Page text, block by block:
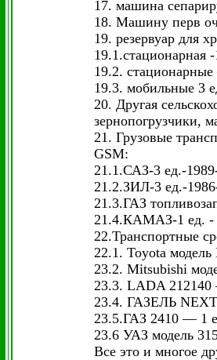
17. машина
18. Машину перв
19. резервуар для
19.1.стационарная
19.2.
19.3. мобильные 3
20. Другая
зернопогрузчики,
21. Грузовые
GSM:
21.1.САЗ-3 ед.-
21.2.ЗИЛ-3 ед.-
21.3.ГАЗ
21.4.КАМАЗ-1 ед. -
22.Транспортные
22.1. Toyota
23.2. Mitsubishi
23.3. LADA 212140
23.4. ГАЗЕЛЬ NEXT
23.5.ГАЗ 2410 — 1
23.6 УАЗ модель
Все это и многое